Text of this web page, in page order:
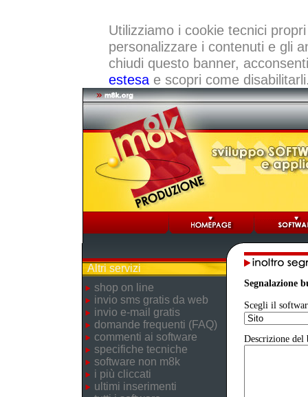
Utilizziamo i cookie tecnici
personalizzare i contenuti e gli
chiudi questo banner,
estesae scopri come
Altri servizi
shop on line
invio sms gratis da web
invio e-mail gratis
domande frequenti (FAQ)
commenti ai software
specifiche tecniche
software non m8k
i più cliccati
ultimi inserimenti
Segnalazione
Scegli il
Descrizione del